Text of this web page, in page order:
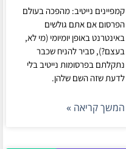
קמפיינים נייטיב: מהפכה בעולם
הפרסום אם אתם גולשים
באינטרנט באופן יומיומי (מי לא,
בעצם?), סביר להניח שכבר
נתקלתם בפרסומות נייטיב בלי
לדעת שזה השם שלהן.
המשך קריאה »